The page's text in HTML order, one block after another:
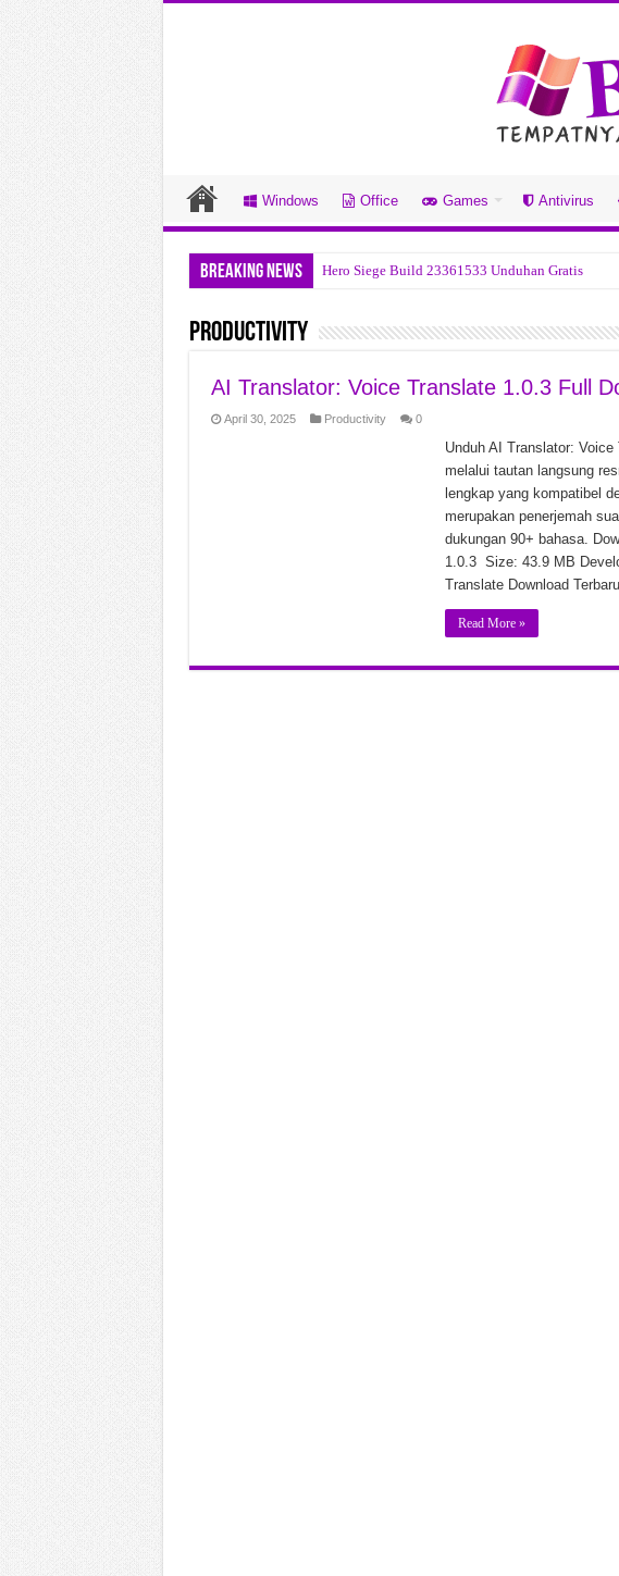
Windows Office Games Antivirus
Breaking News Hero Siege Build 23361533 Unduhan Gratis
Bitsum Process Lasso Pro v18.2.3.42 Unduhan
Bandizip Professional v7.45 Unduhan Gratis
Ravenfield Build 24357265 Unduhan Gratis
Blumentals Webuilder v18.8.0.278 Unduhan
Nero AI Video Upscaler Pro v1.3.20.0 Unduhan
Pompeii The Legacy Build 24291604 Unduhan
Soda PDF Desktop Pro v15.0.12.24792 Unduhan
Productivity
AI Translator: Voice Translate 1.0.3 Full
April 30, 2025 Productivity 0
Unduh AI Translator:
melalui tautan langsung
lengkap yang kompatibel
merupakan penerjemah
dukungan 90+ bahasa.
1.0.3 Size: 43.9 MB
Translate Download
Read More »